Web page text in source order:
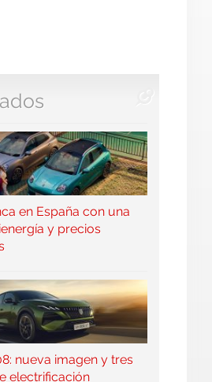
en España con una
y precios
nueva imagen y tres
electrificación